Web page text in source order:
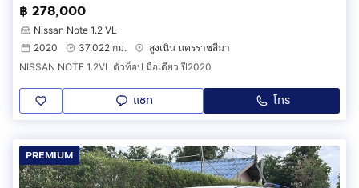
฿ 278,000
Nissan Note 1.2 VL
2020
37,022 กม.
สูงเนิน นครราชสีมา
NISSAN NOTE 1.2VL ตัวท็อป มือเดียว ปี2020
แชท โทร
PREMIUM